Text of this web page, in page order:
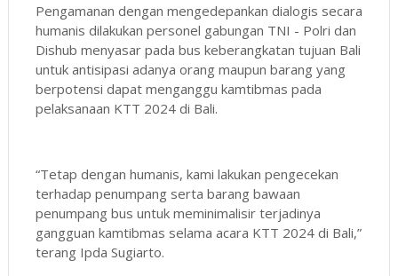
Pengamanan dengan mengedepankan dialogis secara
humanis dilakukan personel gabungan TNI - Polri dan
Dishub menyasar pada bus keberangkatan tujuan Bali
untuk antisipasi adanya orang maupun barang yang
berpotensi dapat menganggu kamtibmas pada
pelaksanaan KTT 2024 di Bali.
“Tetap dengan humanis, kami lakukan pengecekan
terhadap penumpang serta barang bawaan
penumpang bus untuk meminimalisir terjadinya
gangguan kamtibmas selama acara KTT 2024 di Bali,”
terang Ipda Sugiarto.